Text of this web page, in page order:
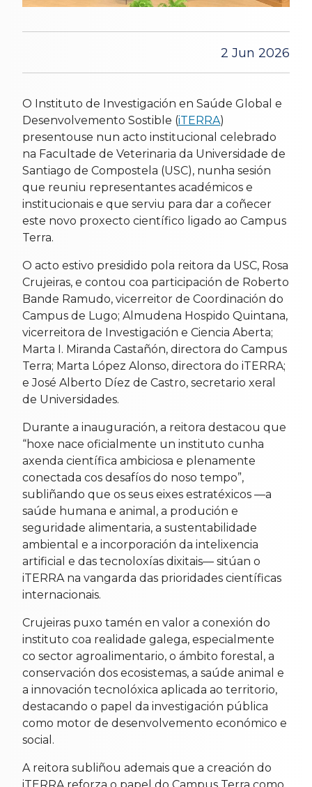
2 Jun 2026
O Instituto de Investigación en Saúde Global e
Desenvolvemento Sostible (iTERRA)
presentouse nun acto institucional celebrado
na Facultade de Veterinaria da Universidade de
Santiago de Compostela (USC), nunha sesión
que reuniu representantes académicos e
institucionais e que serviu para dar a coñecer
este novo proxecto científico ligado ao Campus
Terra.
O acto estivo presidido pola reitora da USC, Rosa
Crujeiras, e contou coa participación de Roberto
Bande Ramudo, vicerreitor de Coordinación do
Campus de Lugo; Almudena Hospido Quintana,
vicerreitora de Investigación e Ciencia Aberta;
Marta I. Miranda Castañón, directora do Campus
Terra; Marta López Alonso, directora do iTERRA;
e José Alberto Díez de Castro, secretario xeral
de Universidades.
Durante a inauguración, a reitora destacou que
“hoxe nace oficialmente un instituto cunha
axenda científica ambiciosa e plenamente
conectada cos desafíos do noso tempo”,
subliñando que os seus eixes estratéxicos —a
saúde humana e animal, a produción e
seguridade alimentaria, a sustentabilidade
ambiental e a incorporación da intelixencia
artificial e das tecnoloxías dixitais— sitúan o
iTERRA na vangarda das prioridades científicas
internacionais.
Crujeiras puxo tamén en valor a conexión do
instituto coa realidade galega, especialmente
co sector agroalimentario, o ámbito forestal, a
conservación dos ecosistemas, a saúde animal e
a innovación tecnolóxica aplicada ao territorio,
destacando o papel da investigación pública
como motor de desenvolvemento económico e
social.
A reitora subliñou ademais que a creación do